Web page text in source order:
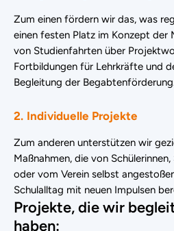
Zum einen fördern wir das, was
einen festen Platz im Konzept der
von Studienfahrten über
Fortbildungen für Lehrkräfte und
Begleitung der
2. Individuelle Projekte
Zum anderen unterstützen wir
Maßnahmen, die von
oder vom Verein selbst
Schulalltag mit neuen Impulsen
Projekte, die wir
haben: